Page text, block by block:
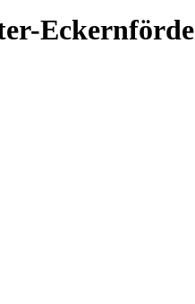
Eckernförde